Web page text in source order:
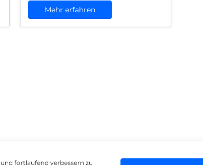
fortlaufend verbessern zu
Mehr erfahren